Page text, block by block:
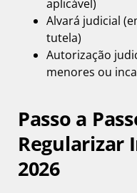
aplicável)
Alvará judicial
tutela)
Autorização
menores ou
Passo a
Regularizar
2026